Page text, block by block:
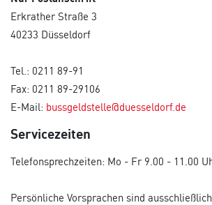
Erkrather Straße 3
40233 Düsseldorf
Tel.: 0211 89-91
Fax: 0211 89-29106
E-Mail: bussgeldstelle@duesseldorf.de
Servicezeiten
Telefonsprechzeiten: Mo - Fr 9.00 - 11.00
Persönliche Vorsprachen sind